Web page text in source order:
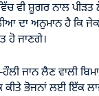
ਵੀ ਸ਼ੂਗਰ ਨਾਲ ਪੀੜਤ
ਦਾ ਅਨੁਮਾਨ ਹੈ ਕਿ
ਹੋ ਜਾਣਗੇ।
ਜਾਨ ਲੈਣ ਵਾਲੀ
ਭੋਜਨਾਂ ਲਈ ਇੱਕ